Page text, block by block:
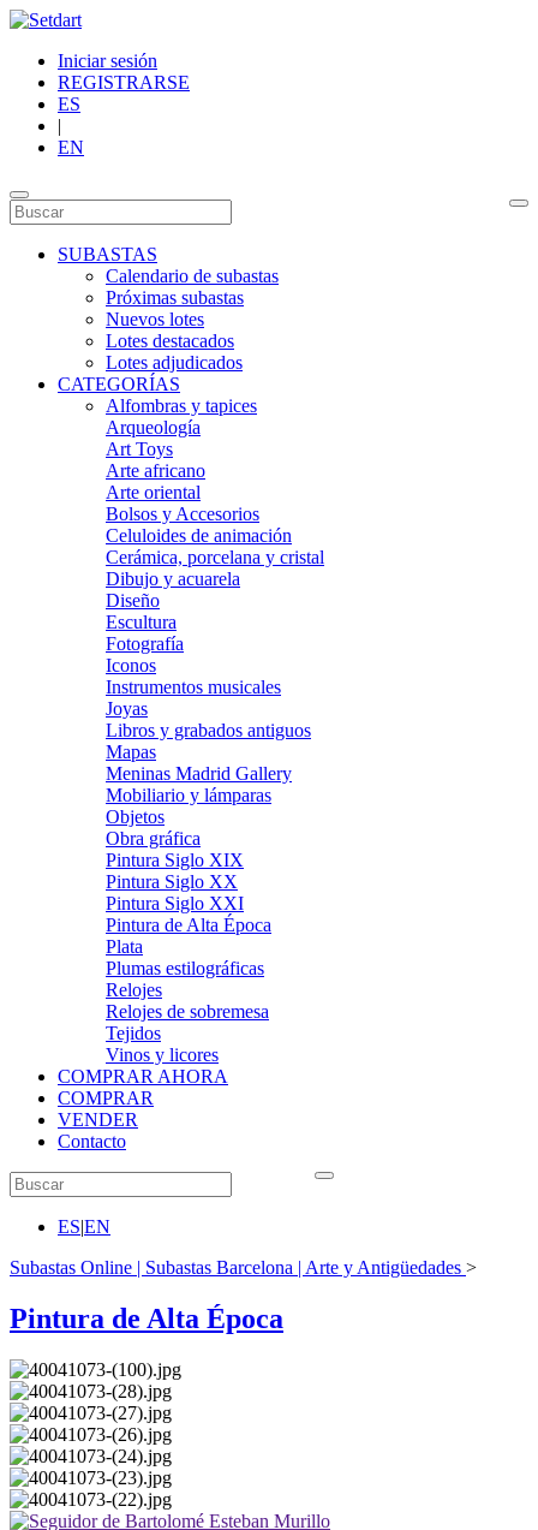
Iniciar sesión
REGISTRARSE
ES
|
EN
SUBASTAS
Calendario de subastas
Próximas subastas
Nuevos lotes
Lotes destacados
Lotes adjudicados
CATEGORÍAS
Alfombras y tapices
Arqueología
Art Toys
Arte africano
Arte oriental
Bolsos y Accesorios
Celuloides de animación
Cerámica, porcelana y cristal
Dibujo y acuarela
Diseño
Escultura
Fotografía
Iconos
Instrumentos musicales
Joyas
Libros y grabados antiguos
Mapas
Meninas Madrid Gallery
Mobiliario y lámparas
Objetos
Obra gráfica
Pintura Siglo XIX
Pintura Siglo XX
Pintura Siglo XXI
Pintura de Alta Época
Plata
Plumas estilográficas
Relojes
Relojes de sobremesa
Tejidos
Vinos y licores
COMPRAR AHORA
COMPRAR
VENDER
Contacto
ES|EN
Subastas Online | Subastas Barcelona | Arte y Antigüedades >
Pintura de Alta Época